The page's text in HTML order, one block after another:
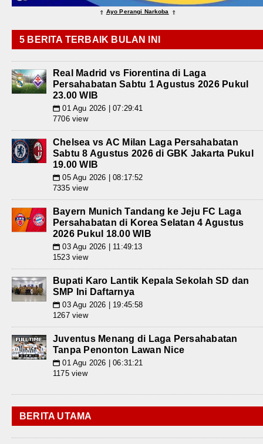
⇑ Ayo Perangi Narkoba ⇑
5 BERITA TERBAIK BULAN INI
Real Madrid vs Fiorentina di Laga
Persahabatan Sabtu 1 Agustus 2026 Pukul
23.00 WIB
📅 01 Agu 2026 | 07:29:41
7706 view
Chelsea vs AC Milan Laga Persahabatan
Sabtu 8 Agustus 2026 di GBK Jakarta Pukul
19.00 WIB
📅 05 Agu 2026 | 08:17:52
7335 view
Bayern Munich Tandang ke Jeju FC Laga
Persahabatan di Korea Selatan 4 Agustus
2026 Pukul 18.00 WIB
📅 03 Agu 2026 | 11:49:13
1523 view
Bupati Karo Lantik Kepala Sekolah SD dan
SMP Ini Daftarnya
📅 03 Agu 2026 | 19:45:58
1267 view
Juventus Menang di Laga Persahabatan
Tanpa Penonton Lawan Nice
📅 01 Agu 2026 | 06:31:21
1175 view
BERITA UTAMA